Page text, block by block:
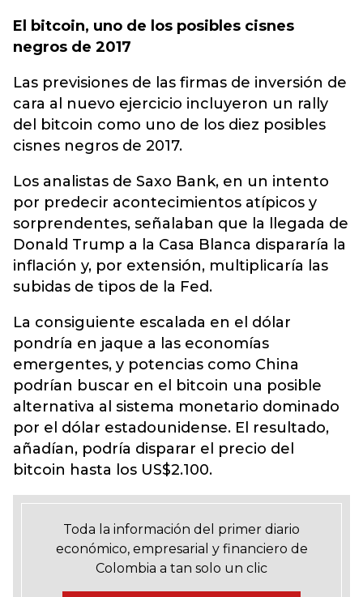
El bitcoin, uno de los posibles cisnes
negros de 2017
Las previsiones de las firmas de inversión de
cara al nuevo ejercicio incluyeron un rally
del bitcoin como uno de los diez posibles
cisnes negros de 2017.
Los analistas de Saxo Bank, en un intento
por predecir acontecimientos atípicos y
sorprendentes, señalaban que la llegada de
Donald Trump a la Casa Blanca dispararía la
inflación y, por extensión, multiplicaría las
subidas de tipos de la Fed.
La consiguiente escalada en el dólar
pondría en jaque a las economías
emergentes, y potencias como China
podrían buscar en el bitcoin una posible
alternativa al sistema monetario dominado
por el dólar estadounidense. El resultado,
añadían, podría disparar el precio del
bitcoin hasta los US$2.100.
Toda la información del primer diario
económico, empresarial y financiero de
Colombia a tan solo un clic